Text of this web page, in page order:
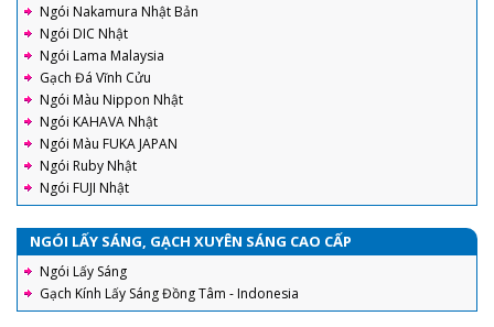
Ngói Nakamura Nhật Bản
Ngói DIC Nhật
Ngói Lama Malaysia
Gạch Đá Vĩnh Cửu
Ngói Màu Nippon Nhật
Ngói KAHAVA Nhật
Ngói Màu FUKA JAPAN
Ngói Ruby Nhật
Ngói FUJI Nhật
NGÓI LẤY SÁNG, GẠCH XUYÊN SÁNG CAO CẤP
Ngói Lấy Sáng
Gạch Kính Lấy Sáng Đồng Tâm - Indonesia